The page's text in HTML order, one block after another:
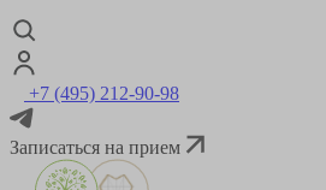
+7 (495) 212-90-98
Записаться на прием